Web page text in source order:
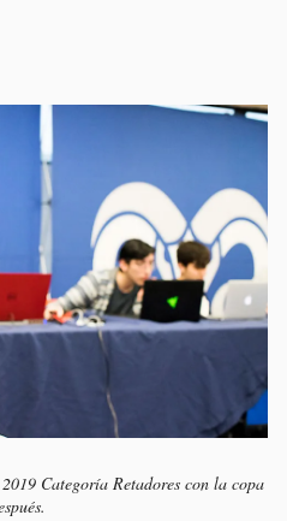
Categoría Retadores con la copa